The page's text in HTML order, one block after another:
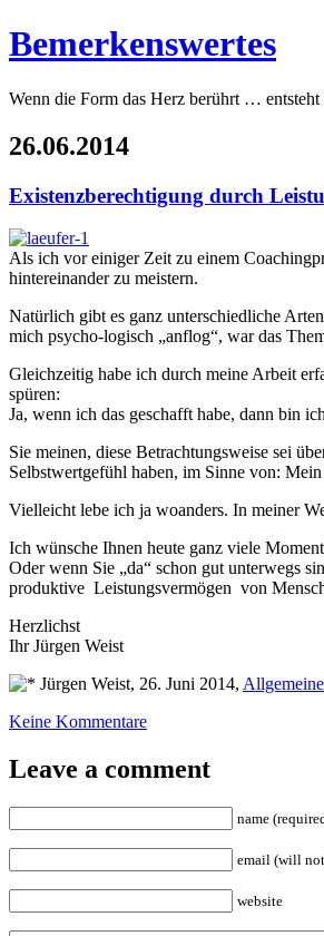
Bemerkenswertes
Wenn die Form das Herz berührt …
26.06.2014
Existenzberechtigung durch
Als ich vor einiger Zeit zu einem
hintereinander zu meistern.
Natürlich gibt es ganz unterschiedliche
mich psycho-logisch „anflog“, war das
Gleichzeitig habe ich durch meine Arbeit
spüren:
Ja, wenn ich das geschafft habe, dann bin
Sie meinen, diese Betrachtungsweise sei
Selbstwertgefühl haben, im Sinne von:
Vielleicht lebe ich ja woanders. In meiner
Ich wünsche Ihnen heute ganz viele
Oder wenn Sie „da“ schon gut unterwegs
produktive Leistungsvermögen von
Herzlichst
Ihr Jürgen Weist
Jürgen Weist, 26. Juni 2014,
Keine Kommentare
Leave a comment
name
email (will
website